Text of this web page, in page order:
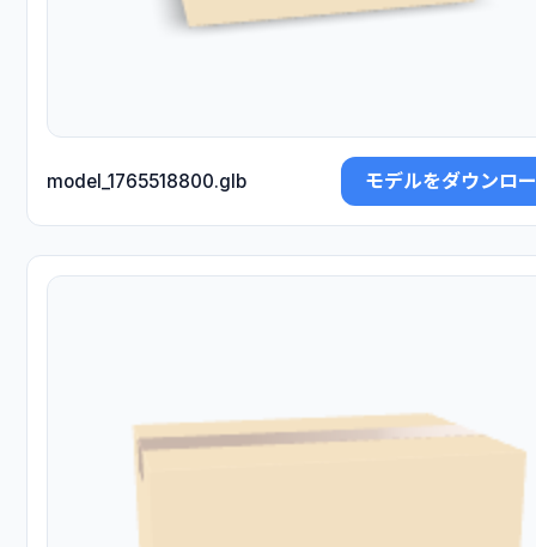
model_1765518800.glb モデルをダウンロ